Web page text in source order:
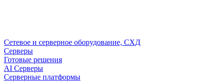
Сетевое и серверное оборудование, СХД
Cерверы
Готовые решения
AI Серверы
Серверные платформы